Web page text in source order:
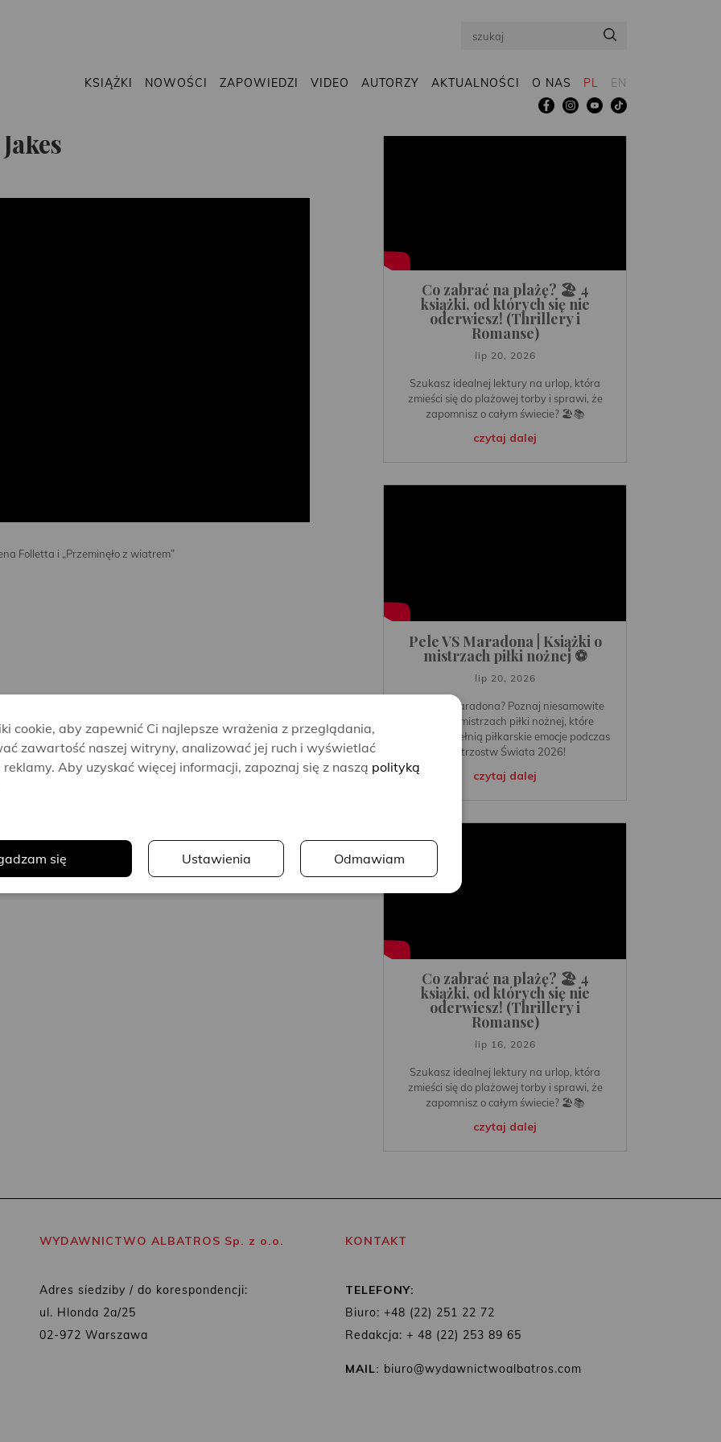
Search
KSIĄŻKI NOWOŚCI ZAPOWIEDZI VIDEO AUTORZY AKTUALNOŚCI O NAS PL EN
Folletta i „Przeminęło z wiatrem”
Co zabrać na plażę? 🏖️ 4
książki, od których się nie
oderwiesz! (Thrillery i
Romanse)
lip 20, 2026
Szukasz idealnej lektury na urlop, która
zmieści się do plażowej torby i sprawi, że
zapomnisz o całym świecie? 🏖️📚
czytaj dalej
Pele VS Maradona | Książki o
mistrzach piłki nożnej ⚽️
lip 20, 2026
⚽️Pele vs Maradona? Poznaj niesamowite
książki o mistrzach piłki nożnej, które
idealnie dopełnią piłkarskie emocje podczas
Mistrzostw Świata 2026!
czytaj dalej
Co zabrać na plażę? 🏖️ 4
książki, od których się nie
oderwiesz! (Thrillery i
Romanse)
lip 16, 2026
Szukasz idealnej lektury na urlop, która
zmieści się do plażowej torby i sprawi, że
zapomnisz o całym świecie? 🏖️📚
czytaj dalej
WYDAWNICTWO ALBATROS Sp. z o.o.
Adres siedziby / do korespondencji:
ul. Hlonda 2a/25
02-972 Warszawa
KONTAKT
TELEFONY:
Biuro: +48 (22) 251 22 72
Redakcja: + 48 (22) 253 89 65
MAIL: biuro@wydawnictwoalbatros.com
cookie, aby zapewnić Ci najlepsze wrażenia z przeglądania,
zawartość naszej witryny, analizować jej ruch i wyświetlać
Aby uzyskać więcej informacji, zapoznaj się z naszą polityką
się Ustawienia Odmawiam